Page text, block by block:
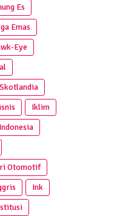
Es
Emas
Eye
Iklim
Indonesia
Otomotif
Ink